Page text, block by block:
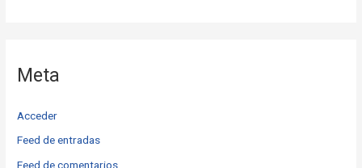
Meta
Acceder
Feed de entradas
Feed de comentarios